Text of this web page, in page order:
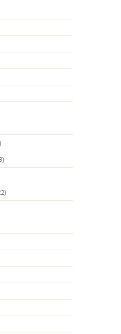
Mont-roig
cierra una
marcada
masiva del
en las actividades
de cultura popular,